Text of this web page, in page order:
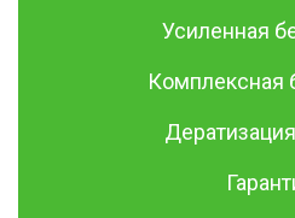
Усиленная
Комплексная